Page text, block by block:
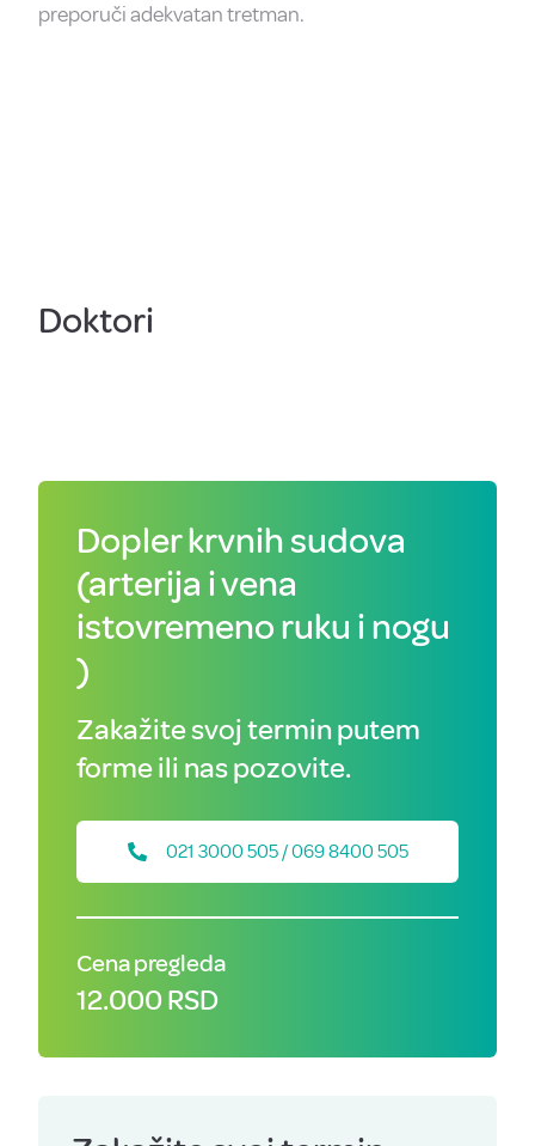
preporuči adekvatan tretman.
Doktori
Dopler krvnih sudova
(arterija i vena
istovremeno ruku i nogu
)
Zakažite svoj termin putem
forme ili nas pozovite.
021 3000 505 / 069 8400 505
Cena pregleda
12.000 RSD